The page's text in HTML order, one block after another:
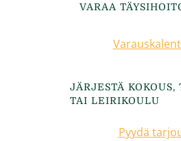
VARAA
JÄRJESTÄ KOKOUS,
TAI LEIRIKOULU
Pyydä